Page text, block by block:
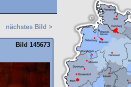
nächstes Bild >
Bild 145673